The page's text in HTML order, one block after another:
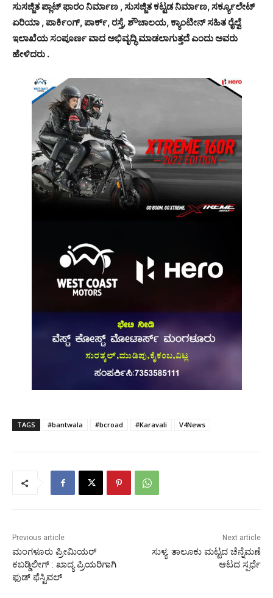
ಸುಸಜ್ಜಿತ ಪ್ಲಾಟ್ ಫಾರಂ ನಿರ್ಮಾಣ , ಸುಸಜ್ಜಿತ ಕಟ್ಟಡ ನಿರ್ಮಾಣ, ಸರ್ಕ್ಯೂಲೇಟ್
ಏರಿಯಾ , ಪಾರ್ಕಿಂಗ್, ಪಾರ್ಕ್, ರಸ್ತೆ, ಶೌಚಾಲಯ, ಕ್ಯಾಂಟೀನ್ ಸಹಿತ ರೈಲ್ವೆ
ಇಲಾಖೆಯ ಸಂಪೂರ್ಣ ವಾದ ಅಭಿವೃದ್ಧಿ ಮಾಡಲಾಗುತ್ತದೆ ಎಂದು ಅವರು
ಹೇಳಿದರು .
TAGS #bantwala #bcroad #Karavali V4News
Previous article
ಮಂಗಳೂರು ಪ್ರೀಮಿಯರ್
ಕಬಡ್ಡಿಲೀಗ್ : ಖಾದ್ಯ ಪ್ರಿಯರಿಗಾಗಿ
ಫುಡ್ ಫೆಸ್ಟಿವಲ್
Next article
ಸುಳ್ಯ: ತಾಲೂಕು ಮಟ್ಟದ ಚೆನ್ನೆಮಣೆ
ಆಟದ ಸ್ಪರ್ಧೆ